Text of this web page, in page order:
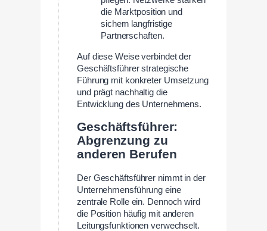
die Marktposition und
sichern langfristige
Partnerschaften.
Auf diese Weise verbindet der
Geschäftsführer strategische
Führung mit konkreter Umsetzung
und prägt nachhaltig die
Entwicklung des Unternehmens.
Geschäftsführer:
Abgrenzung zu
anderen Berufen
Der Geschäftsführer nimmt in der
Unternehmensführung eine
zentrale Rolle ein. Dennoch wird
die Position häufig mit anderen
Leitungsfunktionen verwechselt.